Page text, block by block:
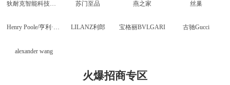
苏门至品 燕之家 丝巢
Henry Poole/亨利·普尔 LILANZ利郎 宝格丽BVLGARI 古驰Gucci
alexander wang
火爆招商专区